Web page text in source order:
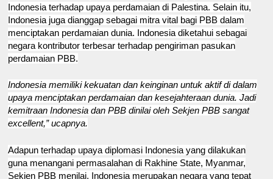
Indonesia terhadap upaya perdamaian di Palestina. Selain itu,
Indonesia juga dianggap sebagai mitra vital bagi PBB dalam
menciptakan perdamaian dunia. Indonesia diketahui sebagai
negara kontributor terbesar terhadap pengiriman pasukan
perdamaian PBB.
Indonesia memiliki kekuatan dan keinginan untuk aktif di dalam
upaya menciptakan perdamaian dan kesejahteraan dunia. Jadi
kemitraan Indonesia dan PBB dinilai oleh Sekjen PBB sangat
excellent,” ucapnya.
Adapun terhadap upaya diplomasi Indonesia yang dilakukan
guna menangani permasalahan di Rakhine State, Myanmar,
Sekjen PBB menilai, Indonesia merupakan negara yang tepat